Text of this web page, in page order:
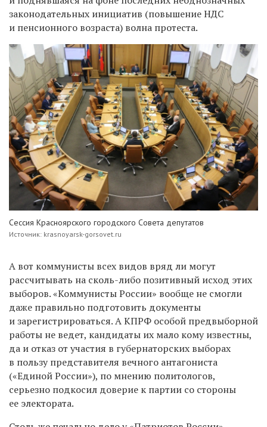
законодательных инициатив (повышение НДС
и пенсионного возраста) волна протеста.
Сессия Красноярского городского Совета депутатов
Источник: krasnoyarsk-gorsovet.ru
А вот коммунисты всех видов вряд ли могут
рассчитывать на сколь-либо позитивный исход этих
выборов. «Коммунисты России» вообще не смогли
даже правильно подготовить документы
и зарегистрироваться. А КПРФ особой предвыборной
работы не ведет, кандидаты их мало кому известны,
да и отказ от участия в губернаторских выборах
в пользу представителя вечного антагониста
(«Единой России»), по мнению политологов,
серьезно подкосил доверие к партии со стороны
ее электората.